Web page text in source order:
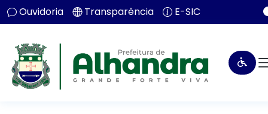
Ouvidoria Transparência E-SIC